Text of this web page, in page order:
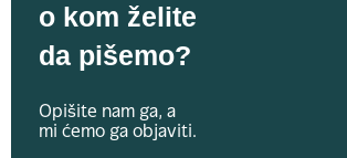
o kom želite
da pišemo?
Opišite nam ga, a
mi ćemo ga objaviti.